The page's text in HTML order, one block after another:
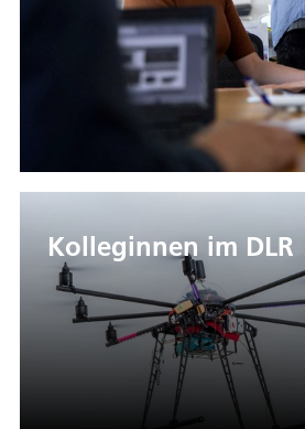
Kolleginnen im DLR